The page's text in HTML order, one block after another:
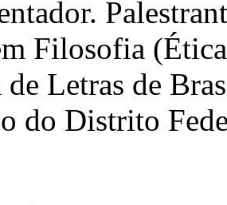
Filosofia
de Letras de
do Distrito